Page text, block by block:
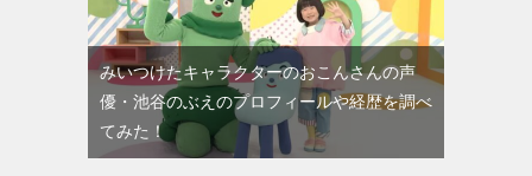
みいつけたキャラクターのおこんさんの声
優・池谷のぶえのプロフィールや経歴を調べ
てみた！